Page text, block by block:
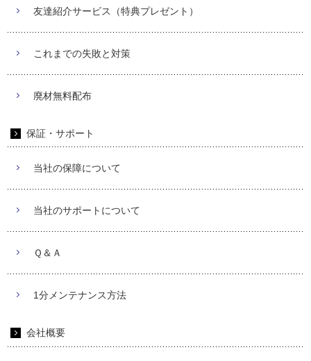
友達紹介サービス（特典プレゼント）
これまでの失敗と対策
廃材無料配布
保証・サポート
当社の保障について
当社のサポートについて
Ｑ＆Ａ
1分メンテナンス方法
会社概要